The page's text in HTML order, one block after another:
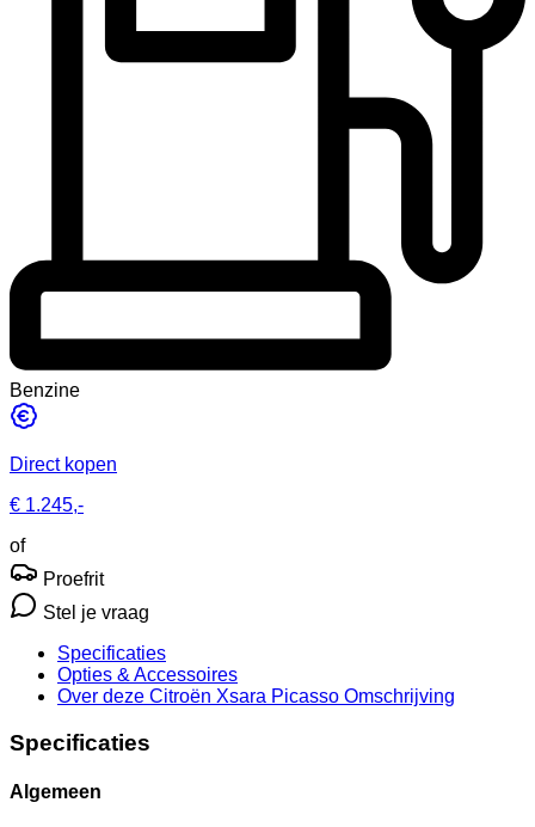
Benzine
Direct kopen
€ 1.245,-
of
Proefrit
Stel je vraag
Specificaties
Opties & Accessoires
Over deze Citroën Xsara Picasso Omschrijving
Specificaties
Algemeen